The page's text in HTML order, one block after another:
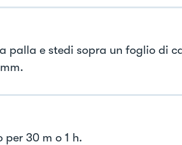
palla e stedi sopra un foglio di
30 m o 1 h.